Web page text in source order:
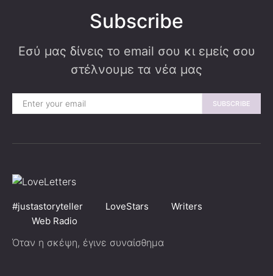
Subscribe
Εσύ μας δίνεις το email σου κι εμείς σου
στέλνουμε τα νέα μας
SUBSCRIBE
#justastoryteller LoveStars
Writers
Web Radio
Όταν η σκέψη, έγινε συναίσθημα